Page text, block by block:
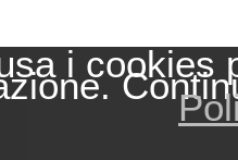
i cookies